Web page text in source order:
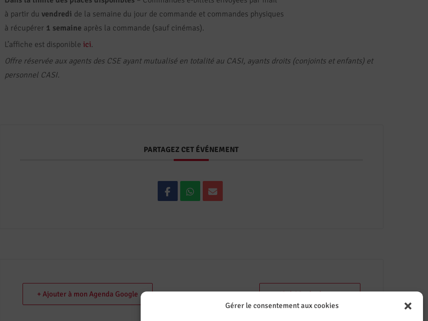
Gérer le consentement aux cookies
à partir du vendredi de la semaine du jour de commande et commandes physiques
à récupérer 1 semaine après la commande (sauf cinémas).
L’affiche est disponible ici.
Offre réservée aux agents des CSE ayant mutualisé en totalité au CASI, ayants droits (conjoints et enfants) et
personnel CASI.
PARTAGEZ CET ÉVÉNEMENT
+ Ajouter à mon Agenda Google + iCal / Outlook export